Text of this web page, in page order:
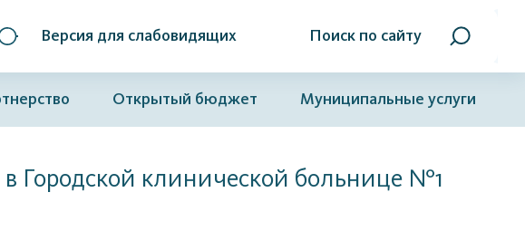
Версия для слабовидящих Поиск по сайту
Открытый бюджет Муниципальные услуги
Городской клинической больнице №1